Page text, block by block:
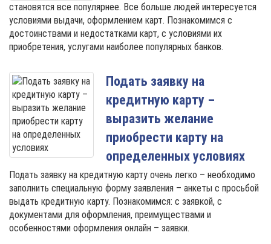
становятся все популярнее. Все больше людей интересуется
условиями выдачи, оформлением карт. Познакомимся с
достоинствами и недостатками карт, с условиями их
приобретения, услугами наиболее популярных банков.
Подать заявку на
кредитную карту –
выразить желание
приобрести карту на
определенных условиях
Подать заявку на кредитную карту очень легко – необходимо
заполнить специальную форму заявления – анкеты с просьбой
выдать кредитную карту. Познакомимся: с заявкой, с
документами для оформления, преимуществами и
особенностями оформления онлайн – заявки.